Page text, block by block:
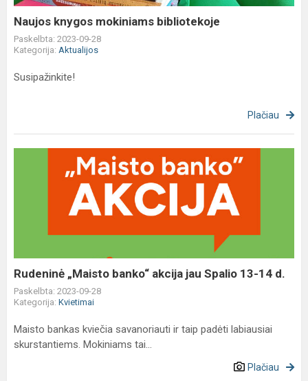
Naujos knygos mokiniams bibliotekoje
Paskelbta: 2023-09-28
Kategorija: Aktualijos
Susipažinkite!
Plačiau
14
d.
Rudeninė „Maisto banko“ akcija jau Spalio 13-14 d.
Paskelbta: 2023-09-28
Kategorija: Kvietimai
Maisto bankas kviečia savanoriauti ir taip padėti labiausiai
skurstantiems. Mokiniams tai...
Plačiau